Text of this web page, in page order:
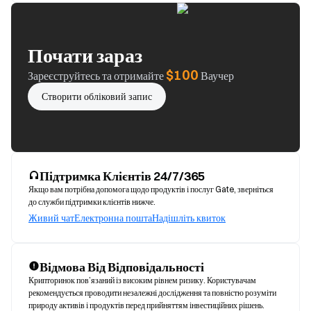
Почати зараз
Зареєструйтесь та отримайте$100 Ваучер
Створити обліковий запис
Підтримка Клієнтів 24/7/365
Якщо вам потрібна допомога щодо продуктів і послуг Gate, зверніться
до служби підтримки клієнтів нижче.
Живий чатЕлектронна поштаНадішліть квиток
Відмова Від Відповідальності
Крипторинок пов’язаний із високим рівнем ризику. Користувачам
рекомендується проводити незалежні дослідження та повністю розуміти
природу активів і продуктів перед прийняттям інвестиційних рішень.